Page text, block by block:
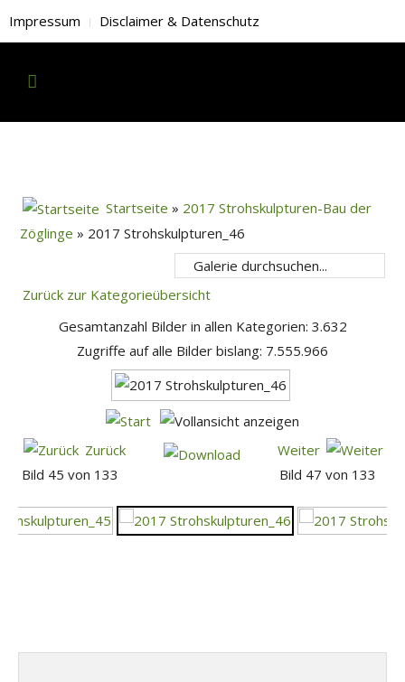
Impressum Disclaimer & Datenschutz
Startseite » 2017 Strohskulpturen-Bau der
Zöglinge » 2017 Strohskulpturen_46
Zurück zur Kategorieübersicht
Gesamtanzahl Bilder in allen Kategorien: 3.632
Zugriffe auf alle Bilder bislang: 7.555.966
Zurück
Bild 45 von 133
Weiter
Bild 47 von 133